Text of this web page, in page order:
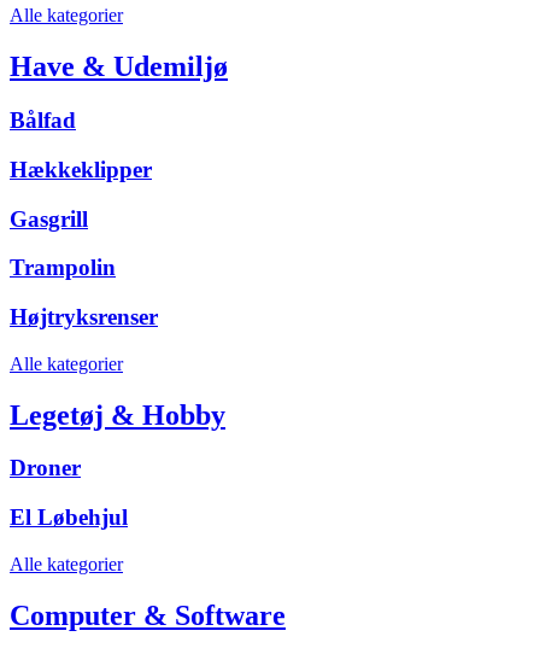
Alle kategorier
Have & Udemiljø
Bålfad
Hækkeklipper
Gasgrill
Trampolin
Højtryksrenser
Alle kategorier
Legetøj & Hobby
Droner
El Løbehjul
Alle kategorier
Computer & Software